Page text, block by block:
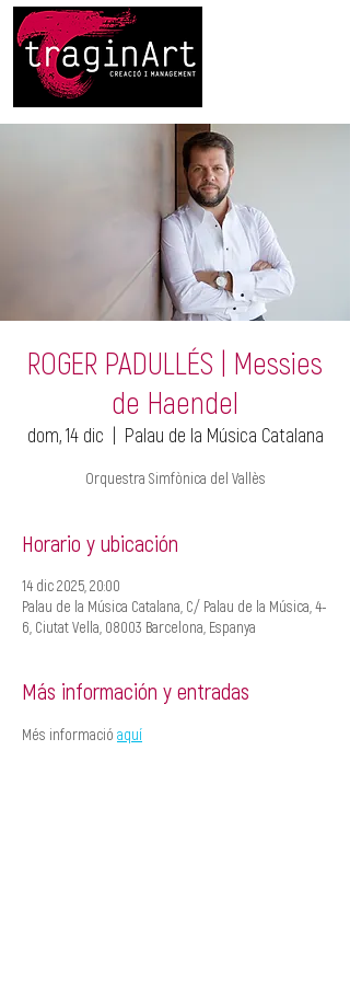
ROGER PADULLÉS | Messies
de Haendel
dom, 14 dic
  |
Palau de la Música Catalana
Orquestra Simfònica del Vallès
Horario y ubicación
14 dic 2025, 20:00
Palau de la Música Catalana, C/ Palau de la Música, 4-
6, Ciutat Vella, 08003 Barcelona, Espanya
Más información y entradas
Més informació aquí